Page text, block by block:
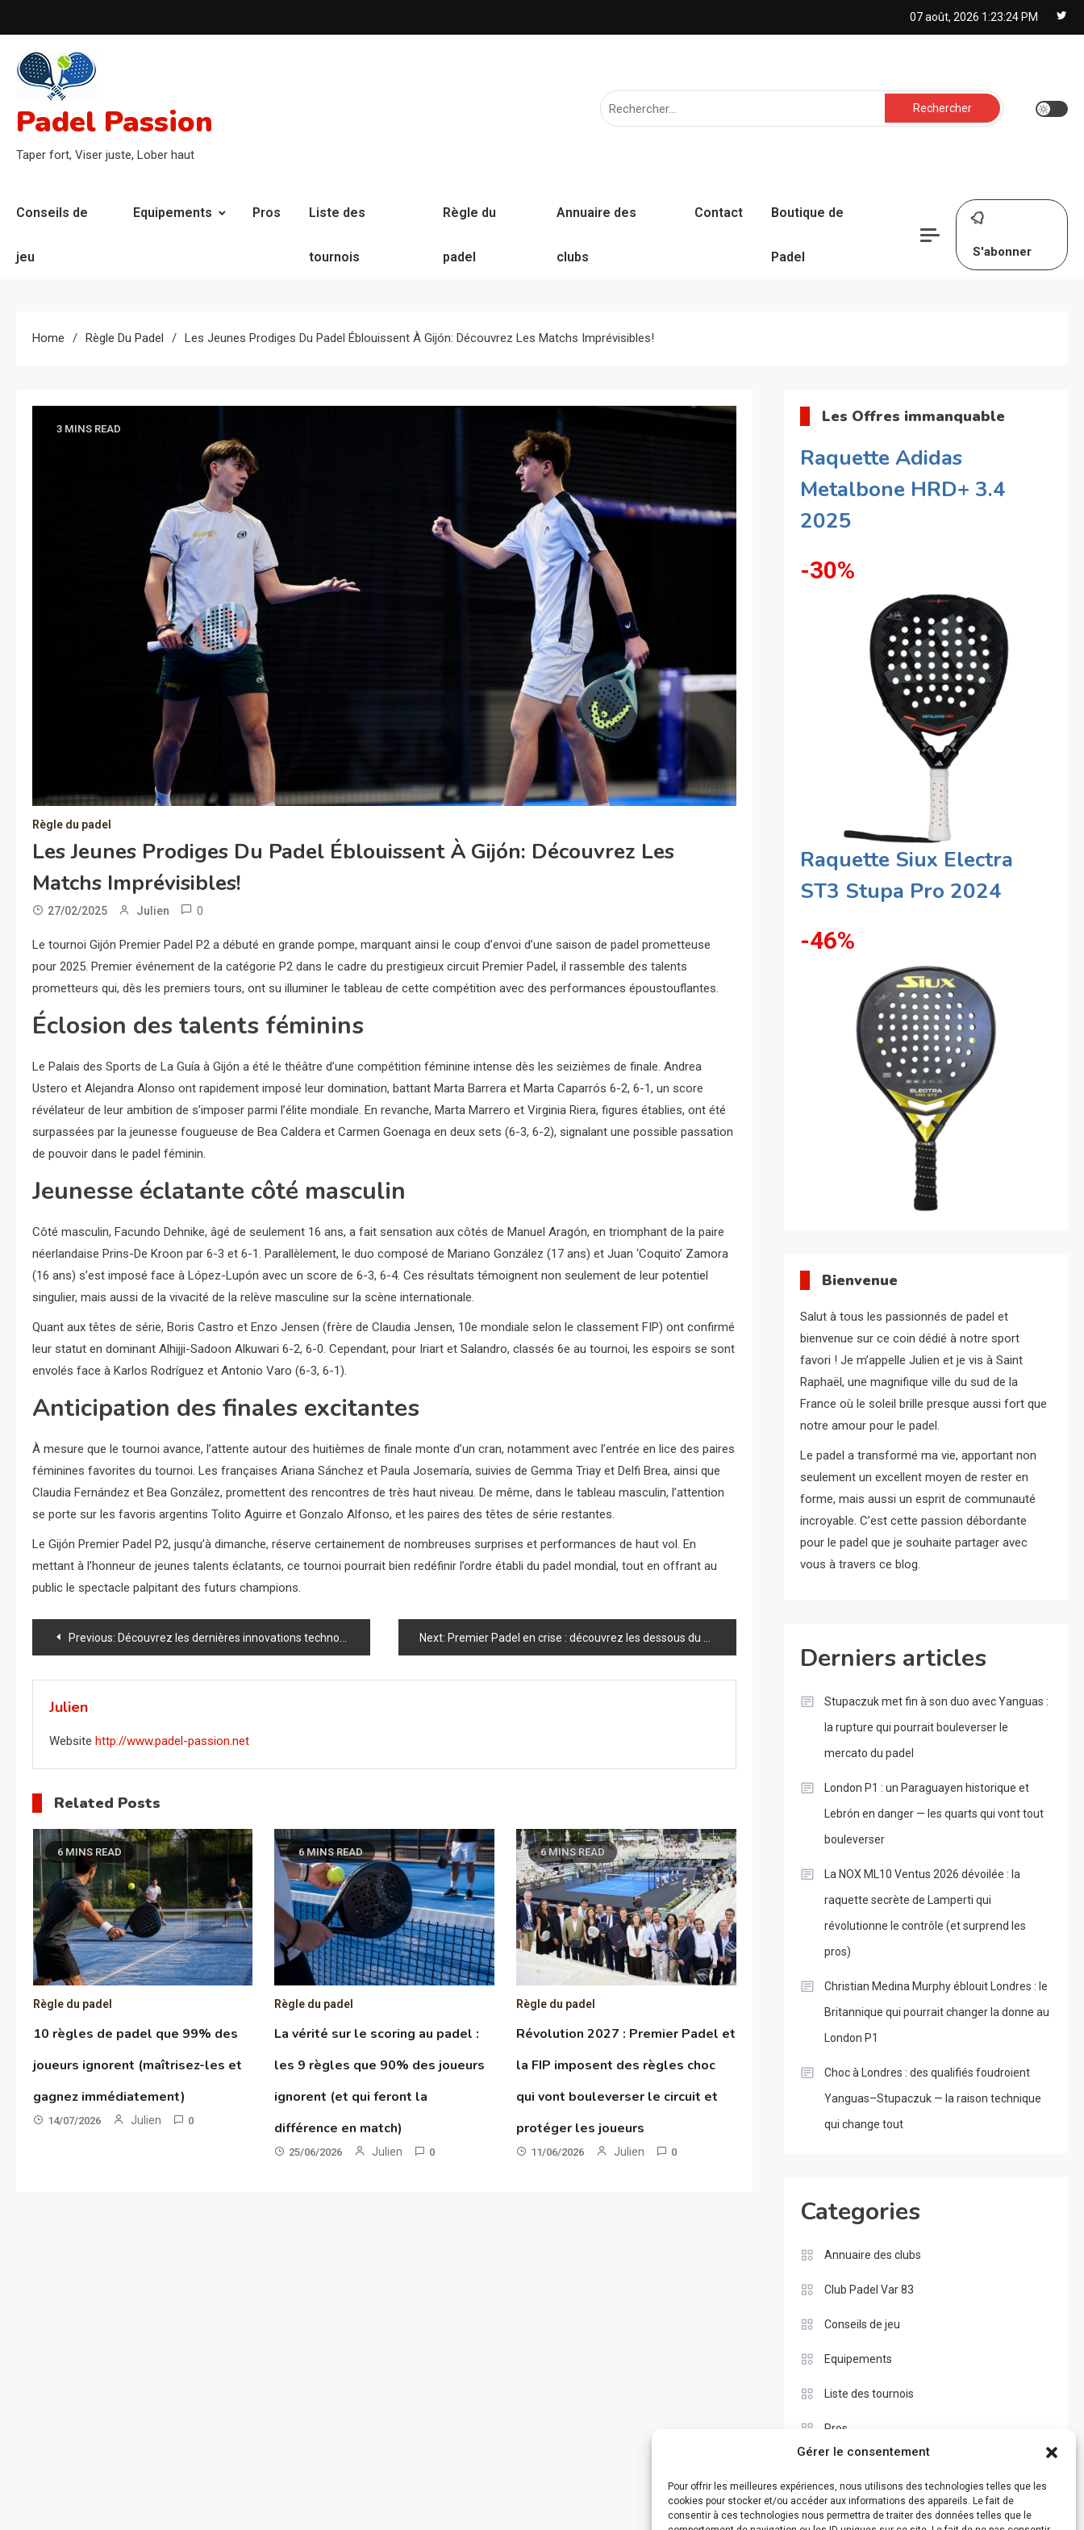
Gérer le consentement
Pour offrir les meilleures expériences, nous utilisons des technologies telles que les
cookies pour stocker et/ou accéder aux informations des appareils. Le fait de
consentir à ces technologies nous permettra de traiter des données telles que le
to
content
07 août, 2026 1:23:25 PM
Padel Passion
Taper fort, Viser juste, Lober haut
Rechercher :
Conseils de
jeu
Equipements Pros Liste des
tournois
Règle du
padel
Annuaire des
clubs
Contact Boutique de
Padel S'abonner
Home Règle Du Padel Les Jeunes Prodiges Du Padel Éblouissent À Gijón: Découvrez Les Matchs Imprévisibles!
3 MINS READ
Règle du padel
Les Jeunes Prodiges Du Padel Éblouissent À Gijón: Découvrez Les
Matchs Imprévisibles!
27/02/2025 Julien 0
Le tournoi Gijón Premier Padel P2 a débuté en grande pompe, marquant ainsi le coup d’envoi d’une saison de padel prometteuse
pour 2025. Premier événement de la catégorie P2 dans le cadre du prestigieux circuit Premier Padel, il rassemble des talents
prometteurs qui, dès les premiers tours, ont su illuminer le tableau de cette compétition avec des performances époustouflantes.
Éclosion des talents féminins
Le Palais des Sports de La Guía à Gijón a été le théâtre d’une compétition féminine intense dès les seizièmes de finale. Andrea
Ustero et Alejandra Alonso ont rapidement imposé leur domination, battant Marta Barrera et Marta Caparrós 6-2, 6-1, un score
révélateur de leur ambition de s’imposer parmi l’élite mondiale. En revanche, Marta Marrero et Virginia Riera, figures établies, ont été
surpassées par la jeunesse fougueuse de Bea Caldera et Carmen Goenaga en deux sets (6-3, 6-2), signalant une possible passation
de pouvoir dans le padel féminin.
Jeunesse éclatante côté masculin
Côté masculin, Facundo Dehnike, âgé de seulement 16 ans, a fait sensation aux côtés de Manuel Aragón, en triomphant de la paire
néerlandaise Prins-De Kroon par 6-3 et 6-1. Parallèlement, le duo composé de Mariano González (17 ans) et Juan ‘Coquito’ Zamora
(16 ans) s’est imposé face à López-Lupón avec un score de 6-3, 6-4. Ces résultats témoignent non seulement de leur potentiel
singulier, mais aussi de la vivacité de la relève masculine sur la scène internationale.
Quant aux têtes de série, Boris Castro et Enzo Jensen (frère de Claudia Jensen, 10e mondiale selon le classement FIP) ont confirmé
leur statut en dominant Alhijji-Sadoon Alkuwari 6-2, 6-0. Cependant, pour Iriart et Salandro, classés 6e au tournoi, les espoirs se sont
envolés face à Karlos Rodríguez et Antonio Varo (6-3, 6-1).
Anticipation des finales excitantes
À mesure que le tournoi avance, l’attente autour des huitièmes de finale monte d’un cran, notamment avec l’entrée en lice des paires
féminines favorites du tournoi. Les françaises Ariana Sánchez et Paula Josemaría, suivies de Gemma Triay et Delfi Brea, ainsi que
Claudia Fernández et Bea González, promettent des rencontres de très haut niveau. De même, dans le tableau masculin, l’attention
se porte sur les favoris argentins Tolito Aguirre et Gonzalo Alfonso, et les paires des têtes de série restantes.
Le Gijón Premier Padel P2, jusqu’à dimanche, réserve certainement de nombreuses surprises et performances de haut vol. En
mettant à l’honneur de jeunes talents éclatants, ce tournoi pourrait bien redéfinir l’ordre établi du padel mondial, tout en offrant au
public le spectacle palpitant des futurs champions.
Navigation
de
l’article
Previous: Découvrez les dernières innovations technologiques qui révolutionnent votre raquette de padel! Next: Premier Padel en crise : découvrez les dessous du plus grand conflit de l’histoire du padel!
Julien
Website http://www.padel-passion.net
Related Posts
6 MINS READ
Règle du padel
10 règles de padel que 99% des
joueurs ignorent (maîtrisez-les et
gagnez immédiatement)
14/07/2026 Julien 0
6 MINS READ
Règle du padel
La vérité sur le scoring au padel :
les 9 règles que 90% des joueurs
ignorent (et qui feront la
différence en match)
25/06/2026 Julien 0
6 MINS READ
Règle du padel
Révolution 2027 : Premier Padel et
la FIP imposent des règles choc
qui vont bouleverser le circuit et
protéger les joueurs
11/06/2026 Julien 0
Les Offres immanquable
Raquette Adidas
Metalbone HRD+ 3.4
2025
-30%
Raquette Siux Electra
ST3 Stupa Pro 2024
-46%
Bienvenue
Salut à tous les passionnés de padel et
bienvenue sur ce coin dédié à notre sport
favori ! Je m’appelle Julien et je vis à Saint
Raphaël, une magnifique ville du sud de la
France où le soleil brille presque aussi fort que
notre amour pour le padel.
Le padel a transformé ma vie, apportant non
seulement un excellent moyen de rester en
forme, mais aussi un esprit de communauté
incroyable. C’est cette passion débordante
pour le padel que je souhaite partager avec
vous à travers ce blog.
Derniers articles
Stupaczuk met fin à son duo avec Yanguas :
la rupture qui pourrait bouleverser le
mercato du padel
London P1 : un Paraguayen historique et
Lebrón en danger — les quarts qui vont tout
bouleverser
La NOX ML10 Ventus 2026 dévoilée : la
raquette secrète de Lamperti qui
révolutionne le contrôle (et surprend les
pros)
Christian Medina Murphy éblouit Londres : le
Britannique qui pourrait changer la donne au
London P1
Choc à Londres : des qualifiés foudroient
Yanguas–Stupaczuk — la raison technique
qui change tout
Categories
Annuaire des clubs
Club Padel Var 83
Conseils de jeu
Equipements
Liste des tournois
Pros
Test